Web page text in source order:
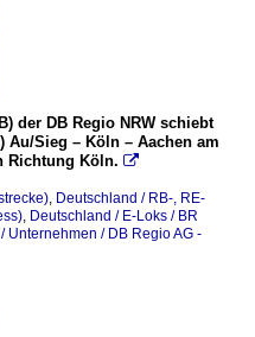
der DB Regio NRW schiebt
Au/Sieg – Köln – Aachen am
Richtung Köln. 
, Deutschland / RB-, RE-
, Deutschland / E-Loks / BR
Unternehmen / DB Regio AG -